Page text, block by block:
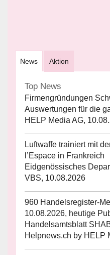
News Aktion
Top News
Firmengründungen
Auswertungen für die
HELP Media AG,
Luftwaffe trainiert mit
l’Espace in Frankreich
Eidgenössisches
VBS, 10.08.2026
960 Handelsregister-
10.08.2026, heutige
Handelsamtsblatt
Helpnews.ch by HELP